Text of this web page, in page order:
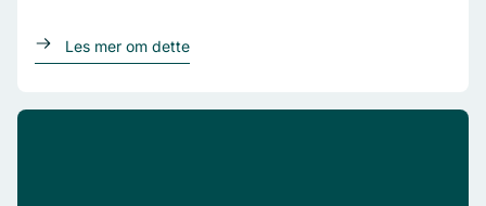
Les mer om detteom Teknologi som en løsning på